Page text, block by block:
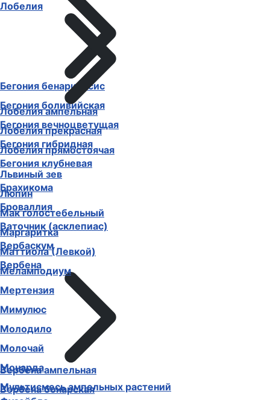
Бегония бенариенсис
Бегония боливийская
Бегония вечноцветущая
Бегония гибридная
Бегония клубневая
Брахикома
Броваллия
Ваточник (асклепиас)
Вербаскум
Вербена
Вербена ампельная
Вербена бонарская
Линария
Лобелия ампельная
Лобелия прекрасная
Лобелия прямостоячая
Львиный зев
Люпин
Мак голостебельный
Маргаритка
Маттиола (Левкой)
Меламподиум
Мертензия
Мимулюс
Молодило
Молочай
Монарда